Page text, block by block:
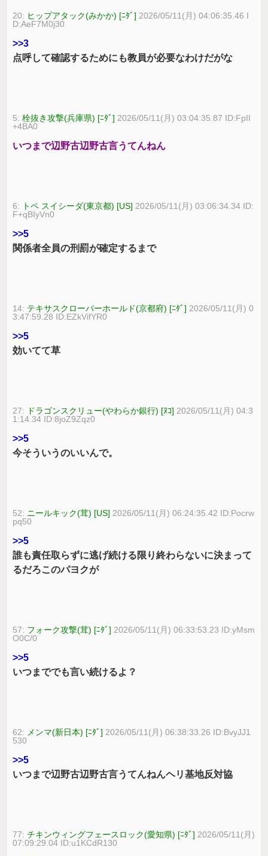
20: ヒップアタック(みかか) [ﾆﾀﾞ] 2026/05/11(月) 04:06:35.46 I
D:AeF7M0j30
>>3
点呼して確認するためにも教員が必要なわけだがな
5:栓抜き攻撃(兵庫県) [ﾆﾀﾞ] 2026/05/11(月) 03:04:35.87 ID:FpII
+4BA0
いつまで辺野古辺野古言うてんねん
6: トペ スイシーダ(東京都) [US] 2026/05/11(月) 03:06:34.34 ID:
F+qBIyVn0
>>5
関係者全員の刑罰が確定するまで
14: テキサスクローバーホールド(京都府) [ﾆﾀﾞ] 2026/05/11(月) 0
3:47:59.28 ID:EZkVifYR0
>>5
効いてて草
27: ドラゴンスクリュー(やわらか銀行) [ﾇｺ] 2026/05/11(月) 04:3
1:14.34 ID:8joZ9Zqz0
>>5
今そういうのいいんで。
52: ニールキック(茸) [US] 2026/05/11(月) 06:24:35.42 ID:Pocrw
pq50
>>5
誰も責任取らずに逃げ続ける限り終わらないに決まって
るだろこのパヨクが
57: フォーク攻撃(茸) [ﾆﾀﾞ] 2026/05/11(月) 06:33:53.23 ID:yMsm
O0C/0
>>5
いつまででも言い続けるよ？
62: メンマ(新日本) [ﾆﾀﾞ] 2026/05/11(月) 06:38:33.26 ID:BvyJJ1
530
>>5
いつまで辺野古辺野古言うてんねんヘリ基地反対協
77:チキンウィングフェースロック(愛知県) [ﾆﾀﾞ] 2026/05/11(月)
07:09:29.04 ID:u1KCdR130